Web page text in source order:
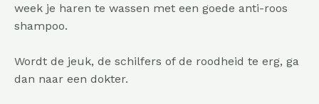
week je haren te wassen met een goede anti-roos
shampoo.
Wordt de jeuk, de schilfers of de roodheid te erg, ga
dan naar een dokter.